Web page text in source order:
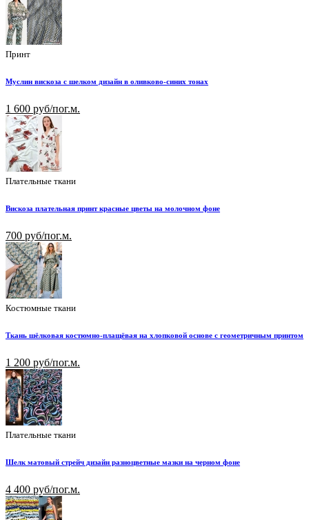
Принт
Муслин вискоза с шелком дизайн в оливково-синих тонах
1 600 руб/пог.м.
Плательные ткани
Вискоза плательная принт красные цветы на молочном фоне
700 руб/пог.м.
Костюмные ткани
Ткань шёлковая костюмно-плащёвая на хлопковой основе с геометричным принтом
1 200 руб/пог.м.
Плательные ткани
Шелк матовый стрейч дизайн разноцветные мазки на черном фоне
4 400 руб/пог.м.